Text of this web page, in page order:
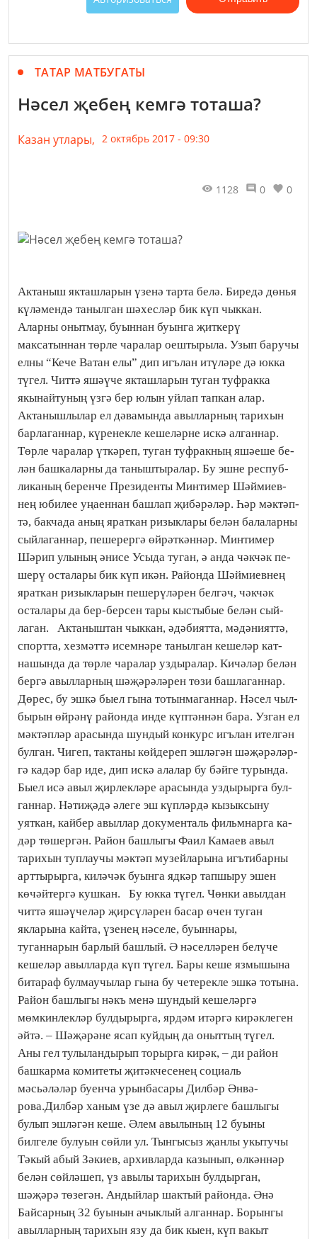
ТАТАР МАТБУГАТЫ
Нәсел җебең кемгә тоташа?
Казан утлары, 2 октябрь 2017 - 09:30
1128 0 0
Актаныш якташларын үзенә тарта белә. Биредә дөнья
күләмендә танылган шәхесләр бик күп чыккан.
Аларны онытмау, буыннан буынга җиткерү
максатыннан төрле чаралар оештырыла. Узып баручы
елны “Кече Ватан елы” дип игълан итүләре дә юкка
түгел. Читтә яшәүче якташларын туган туфракка
якынайтуның үзгә бер юлын уйлап тапкан алар.
Актанышлылар ел дәвамында авылларның тарихын
барла­ган­нар, күренекле кешеләрне искә алганнар.
Төрле чаралар үткә­реп, туган туфракның яшә­еше бе­
лән башкаларны да та­ныш­ты­ралар. Бу эшне респуб­
ли­ка­ның беренче Президенты Мин­тимер Шәй­миев­
нең юбилее уңаен­нан баш­лап җибәрәләр. Һәр мәк­тәп­
тә, бак­чада аның ярат­кан ри­зык­ла­ры белән бала­ларны
сыйла­ган­нар, пешерергә өйрәт­кәннәр. Минти­мер
Шәрип улы­ның әнисе Усыда туган, ә анда чәк­чәк пе­
шерү осталары бик күп икән. Район­да Шәй­миевнең
ярат­кан ри­зыкла­рын пешерүләрен бе­л­гәч, чәкчәк
осталары да бер-бер­сен тары кыстыбые белән сый­
лаган. Актаныштан чыккан, әдә­бият­та, мәдәнияттә,
спортта, хезмәттә исемнәре танылган кешеләр кат­
нашында да төрле чаралар уз­ды­ралар. Кичәләр белән
бергә авыл­ларның шәҗә­рәләрен төзи баш­лаганнар.
Дө­рес, бу эшкә быел гына тотын­ма­ган­нар. Нәсел чыл­
бы­рын өйрәнү районда инде күп­тәннән бара. Узган ел
мәктәп­ләр арасында шундый конкурс игъ­лан ителгән
булган. Чигеп, так­та­ны көйдереп эшләгән шә­җә­рә­ләр­
гә кадәр бар иде, дип искә ала­лар бу бәйге турында.
Быел исә авыл җирлек­ләре ара­сында уз­дырырга бул­
ган­нар. Нә­тиҗәдә әлеге эш күп­ләрдә кы­зык­сыну
уяткан, кайбер авыл­лар доку­мен­таль фильм­нарга ка­
дәр төшергән. Район башлыгы Фаил Камаев авыл
тарихын туп­лаучы мәктәп музей­ларына игъ­ти­бар­ны
артты­рырга, киләчәк буынга ядкәр тап­шыру эшен
көчәйтергә кушкан. Бу юкка түгел. Чөнки авылдан
читтә яшәүчеләр җирсүләрен басар өчен туган
якларына кайта, үзенең нәселе, буыннары,
туганнарын барлый башлый. Ә нәсел­ләрен белүче
кешеләр авылларда күп түгел. Бары кеше язмышына
битараф булмаучылар гына бу четерекле эшкә тотына.
Район башлыгы нәкъ менә шундый ке­шеләргә
мөмкин­лекләр булдырырга, ярдәм итәргә кирәклеген
әйтә. – Шәҗәрәне ясап куйдың да оныттың түгел.
Аны гел тулыландырып торырга кирәк, – ди район
башкарма комитеты җи­тәк­чесенең социаль
мәсьәләләр буенча урынбасары Дилбәр Әнвә­
рова.Дилбәр ханым үзе дә авыл җирлеге башлыгы
булып эшлә­гән кеше. Әлем авылының 12 буыны
билгеле булуын сөйли ул. Тынгысыз җанлы укытучы
Тәкый абый Зәкиев, архивларда казынып, өлкәннәр
белән сөйләшеп, үз авылы тарихын булдырган,
шәҗәрә төзегән. Андыйлар шактый районда. Әнә
Байсарның 32 буынын ачыклый алганнар. Борынгы
авылларның тарихын язу да бик кыен, күп вакыт